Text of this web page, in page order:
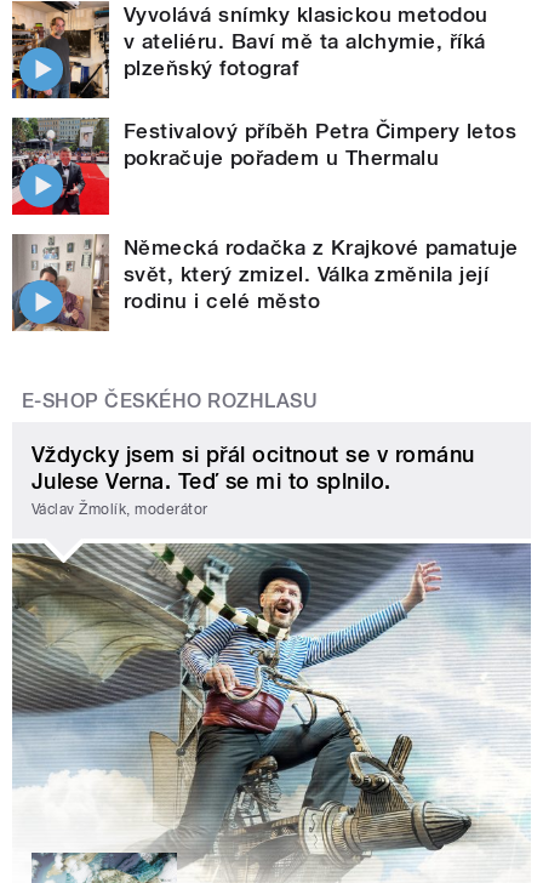
Vyvolává snímky klasickou metodou
v ateliéru. Baví mě ta alchymie, říká
plzeňský fotograf
Festivalový příběh Petra Čimpery letos
pokračuje pořadem u Thermalu
Německá rodačka z Krajkové pamatuje
svět, který zmizel. Válka změnila její
rodinu i celé město
E-SHOP ČESKÉHO ROZHLASU
Vždycky jsem si přál ocitnout se v románu
Julese Verna. Teď se mi to splnilo.
Václav Žmolík, moderátor